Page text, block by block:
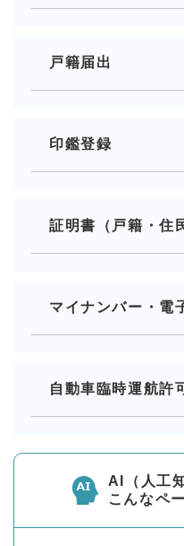
戸籍届出
印鑑登録
証明書（戸籍・住
マイナンバー・電
自動車臨時運航許
AI（人工
こんなペ